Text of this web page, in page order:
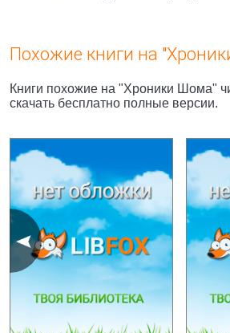
Похожие книги на
Книги похожие на "Хроники Шома"
скачать бесплатно полные версии.